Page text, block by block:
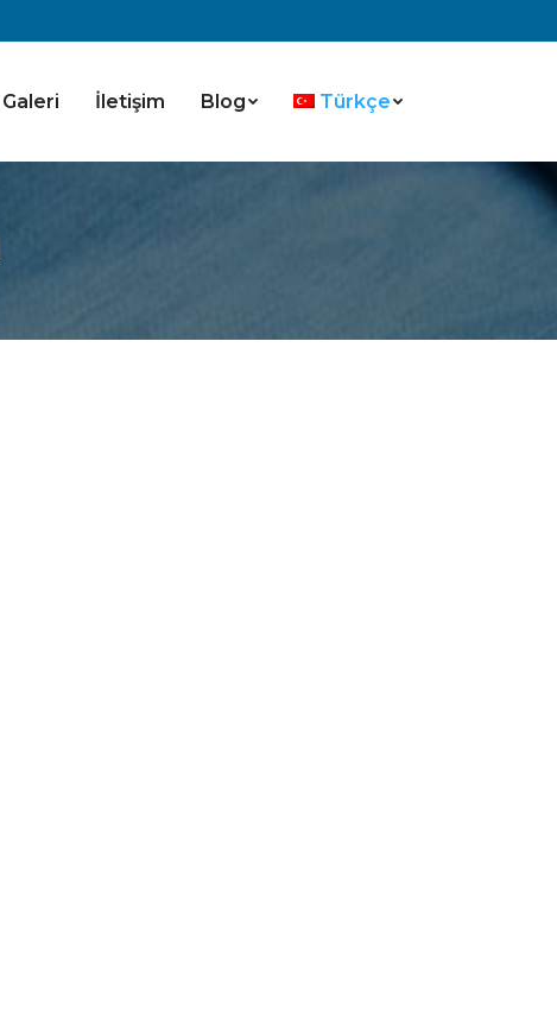
Galeri İletişim Blog Türkçe